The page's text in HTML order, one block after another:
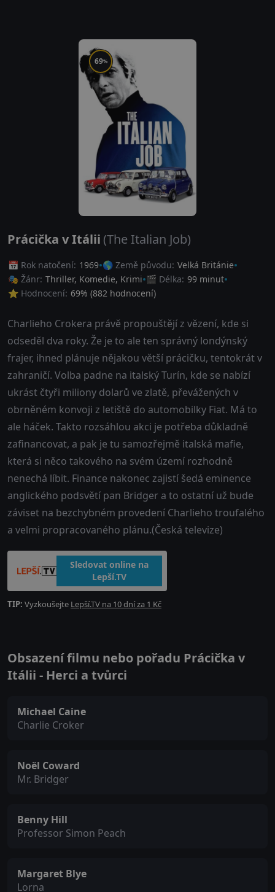
69%
Prácička v Itálii (The Italian Job)
📅 Rok natočení: 1969 🌎 Země původu: Velká Británie
🎭 Žánr: Thriller, Komedie, Krimi 🎬 Délka: 99 minut
⭐ Hodnocení: 69% (882 hodnocení)
Charlieho Crokera právě propouštějí z vězení, kde si
odseděl dva roky. Že je to ale ten správný londýnský
frajer, ihned plánuje nějakou větší prácičku, tentokrát v
zahraničí. Volba padne na italský Turín, kde se nabízí
ukrást čtyři miliony dolarů ve zlatě, převážených v
obrněném konvoji z letiště do automobilky Fiat. Má to
ale háček. Takto rozsáhlou akci je potřeba důkladně
zafinancovat, a pak je tu samozřejmě italská mafie,
která si něco takového na svém území rozhodně
nenechá líbit. Finance nakonec zajistí šedá eminence
anglického podsvětí pan Bridger a to ostatní už bude
záviset na bezchybném provedení Charlieho troufalého
a velmi propracovaného plánu.(Česká televize)
Sledovat online na
Lepší.TV
TIP: Vyzkoušejte Lepší.TV na 10 dní za 1 Kč
Obsazení filmu nebo pořadu Prácička v
Itálii - Herci a tvůrci
Michael Caine
Charlie Croker
Noël Coward
Mr. Bridger
Benny Hill
Professor Simon Peach
Margaret Blye
Lorna